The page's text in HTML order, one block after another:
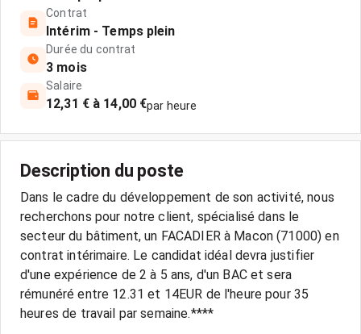
Contrat
Intérim - Temps plein
Durée du contrat
3 mois
Salaire
12,31 € à 14,00 €par heure
Description du poste
Dans le cadre du développement de son activité, nous
recherchons pour notre client, spécialisé dans le
secteur du bâtiment, un FACADIER à Macon (71000) en
contrat intérimaire. Le candidat idéal devra justifier
d'une expérience de 2 à 5 ans, d'un BAC et sera
rémunéré entre 12.31 et 14EUR de l'heure pour 35
heures de travail par semaine.****